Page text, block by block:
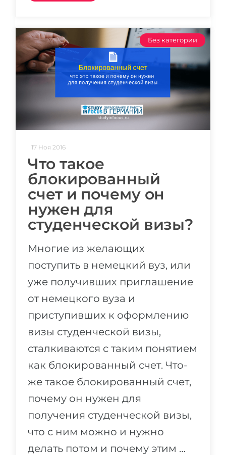
Без категории
17 Ноя 2016
Что такое
блокированный
счет и почему он
нужен для
студенческой визы?
Многие из желающих
поступить в немецкий вуз, или
уже получивших приглашение
от немецкого вуза и
приступивших к оформлению
визы студенческой визы,
сталкиваются с таким понятием
как блокированный счет. Что-
же такое блокированный счет,
почему он нужен для
получения студенческой визы,
что с ним можно и нужно
делать потом и почему этим …